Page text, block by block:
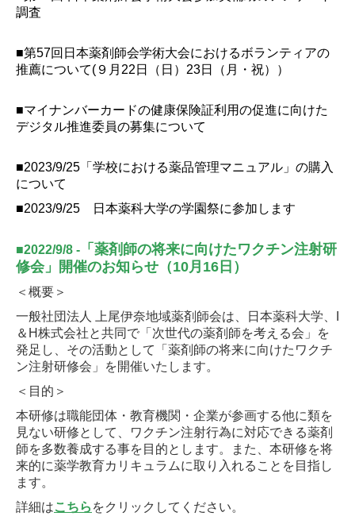
調査
■第57回日本薬剤師会学術大会におけるボランティアの
推薦について(９月22日（日）23日（月・祝））
■マイナンバーカードの健康保険証利用の促進に向けた
デジタル推進委員の募集について
■2023/9/25「学校における薬品管理マニュアル」の購入
について
■2023/9/25 日本薬科大学の学園祭に参加します
■2022/9/8 - 「薬剤師の将来に向けたワクチン注射研
修会」開催のお知らせ （10月16日）
＜概要＞
一般社団法人 上尾伊奈地域薬剤師会は、日本薬科大学、
＆ H株式会社と共同で「次世代の薬剤師を考える会」を
発足し、その活動として「薬剤師の将来に向けたワクチ
ン注射研修会」を開催いたします。
＜目的＞
本研修は職能団体・教育機関・企業が参画する他に類を
見ない研修として、ワクチン注射行為に対応できる薬剤
師を多数養成する事を目的とします。
また、本研修を将
来的に薬学教育カリキュラムに取り入れることを目指し
ます。
詳細はこちら をクリックしてください。